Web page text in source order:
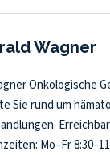
Wagner
Onkologische
Sie rund um
Mo–Fr